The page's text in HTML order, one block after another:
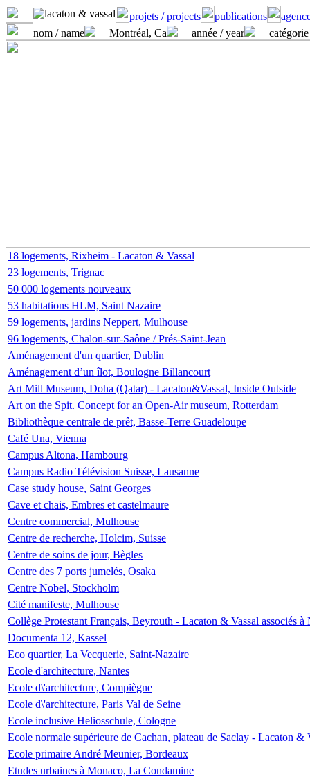
projets / projects publications
nom / name
Montréal, Ca année / year
18 logements, Rixheim - Lacaton & Vassal
23 logements, Trignac
50 000 logements nouveaux
53 habitations HLM, Saint Nazaire
59 logements, jardins Neppert, Mulhouse
96 logements, Chalon-sur-Saône / Prés-Saint-Jean
Aménagement d'un quartier, Dublin
Aménagement d’un îlot, Boulogne Billancourt
Art Mill Museum, Doha (Qatar) - Lacaton&Vassal, Inside Outside
Art on the Spit. Concept for an Open-Air museum, Rotterdam
Bibliothèque centrale de prêt, Basse-Terre Guadeloupe
Café Una, Vienna
Campus Altona, Hambourg
Campus Radio Télévision Suisse, Lausanne
Case study house, Saint Georges
Cave et chais, Embres et castelmaure
Centre commercial, Mulhouse
Centre de recherche, Holcim, Suisse
Centre de soins de jour, Bègles
Centre des 7 ports jumelés, Osaka
Centre Nobel, Stockholm
Cité manifeste, Mulhouse
Collège Protestant Français, Beyrouth - Lacaton & Vassal associés
Documenta 12, Kassel
Eco quartier, La Vecquerie, Saint-Nazaire
Ecole d'architecture, Nantes
Ecole d\'architecture, Compiègne
Ecole d\'architecture, Paris Val de Seine
Ecole inclusive Heliosschule, Cologne
Ecole normale supérieure de Cachan, plateau de Saclay - Lacaton &
Ecole primaire André Meunier, Bordeaux
Etudes urbaines à Monaco, La Condamine